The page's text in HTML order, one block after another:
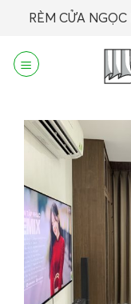
content
RÈM CỬA